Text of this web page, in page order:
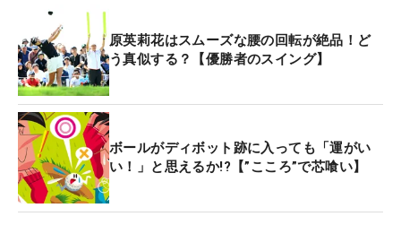
原英莉花はスムーズな腰の回転が絶品！ど
う真似する？【優勝者のスイング】
ボールがディボット跡に入っても「運がい
い！」と思えるか!?【”こころ”で芯喰い】